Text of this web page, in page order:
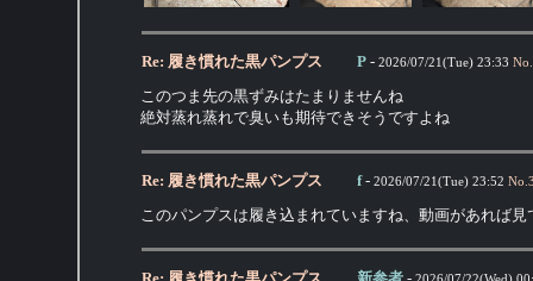
Re: 履き慣れた黒パンプス P - 2026/07/21(Tue) 23:33 No.
このつま先の黒ずみはたまりませんね
絶対蒸れ蒸れで臭いも期待できそうですよね
Re: 履き慣れた黒パンプス f- 2026/07/21(Tue) 23:52 No.
このパンプスは履き込まれていますね、動画があれば